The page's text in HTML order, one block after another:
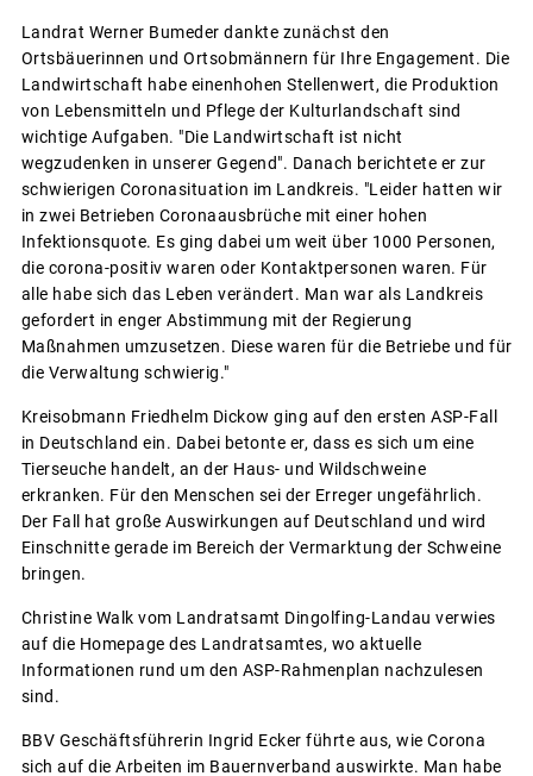
Landrat Werner Bumeder dankte zunächst den
Ortsbäuerinnen und Ortsobmännern für Ihre Engagement. Die
Landwirtschaft habe einenhohen Stellenwert, die Produktion
von Lebensmitteln und Pflege der Kulturlandschaft sind
wichtige Aufgaben. "Die Landwirtschaft ist nicht
wegzudenken in unserer Gegend". Danach berichtete er zur
schwierigen Coronasituation im Landkreis. "Leider hatten wir
in zwei Betrieben Coronaausbrüche mit einer hohen
Infektionsquote. Es ging dabei um weit über 1000 Personen,
die corona-positiv waren oder Kontaktpersonen waren. Für
alle habe sich das Leben verändert. Man war als Landkreis
gefordert in enger Abstimmung mit der Regierung
Maßnahmen umzusetzen. Diese waren für die Betriebe und für
die Verwaltung schwierig."
Kreisobmann Friedhelm Dickow ging auf den ersten ASP-Fall
in Deutschland ein. Dabei betonte er, dass es sich um eine
Tierseuche handelt, an der Haus- und Wildschweine
erkranken. Für den Menschen sei der Erreger ungefährlich.
Der Fall hat große Auswirkungen auf Deutschland und wird
Einschnitte gerade im Bereich der Vermarktung der Schweine
bringen.
Christine Walk vom Landratsamt Dingolfing-Landau verwies
auf die Homepage des Landratsamtes, wo aktuelle
Informationen rund um den ASP-Rahmenplan nachzulesen
sind.
BBV Geschäftsführerin Ingrid Ecker führte aus, wie Corona
sich auf die Arbeiten im Bauernverband auswirkte. Man habe